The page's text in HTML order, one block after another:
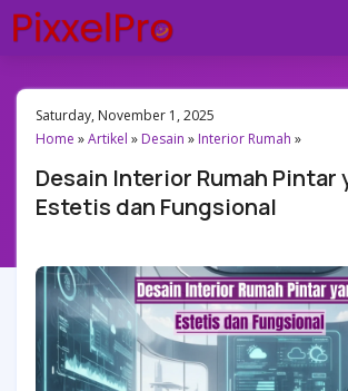
Saturday, November 1, 2025
Home »Artikel » Desain » Interior Rumah »
Desain Interior Rumah Pintar
Estetis dan Fungsional